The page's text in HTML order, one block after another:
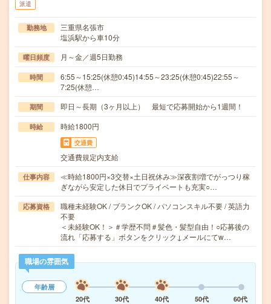
派遣
勤務地
三重県名張市
塩浜駅から車10分
曜日頻度 月～金／週5日勤務
時間
6:55～15:25(休憩0:45)14:55～23:25(休憩0:45)22:55～
7:25(休憩…
期間 即日～長期（3ヶ月以上） 最短で応募開始から1週間！
時給 時給1800円
交通費
交通費規定内支給
仕事内容
≪時給1800円×3交替×土日祝休み≫深夜割増でがっつり稼
ぎながら安定した休日でプライベートも充実○…
応募資格
職種未経験OK / ブランクOK / パソコンスキル不要 / 英語力
不要
＜未経験OK！＞＃学歴不問＃髪色・髪型自由！○応募後の
流れ「応募する」ボタンをクリック↓メールにてw…
職場の雰囲気
年齢層
20代
30代 40代 50代 60代